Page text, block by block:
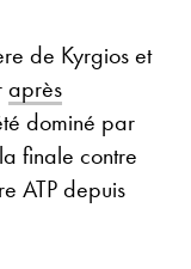
de Kyrgios et
après
dominé par
finale contre
ATP depuis